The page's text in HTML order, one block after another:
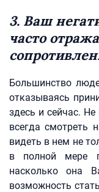
3. Ваш
часто
Большинство
отказываясь
здесь и сейчас. Не
всегда смотреть
видеть в нем не
в полной мере
насколько она
возможность